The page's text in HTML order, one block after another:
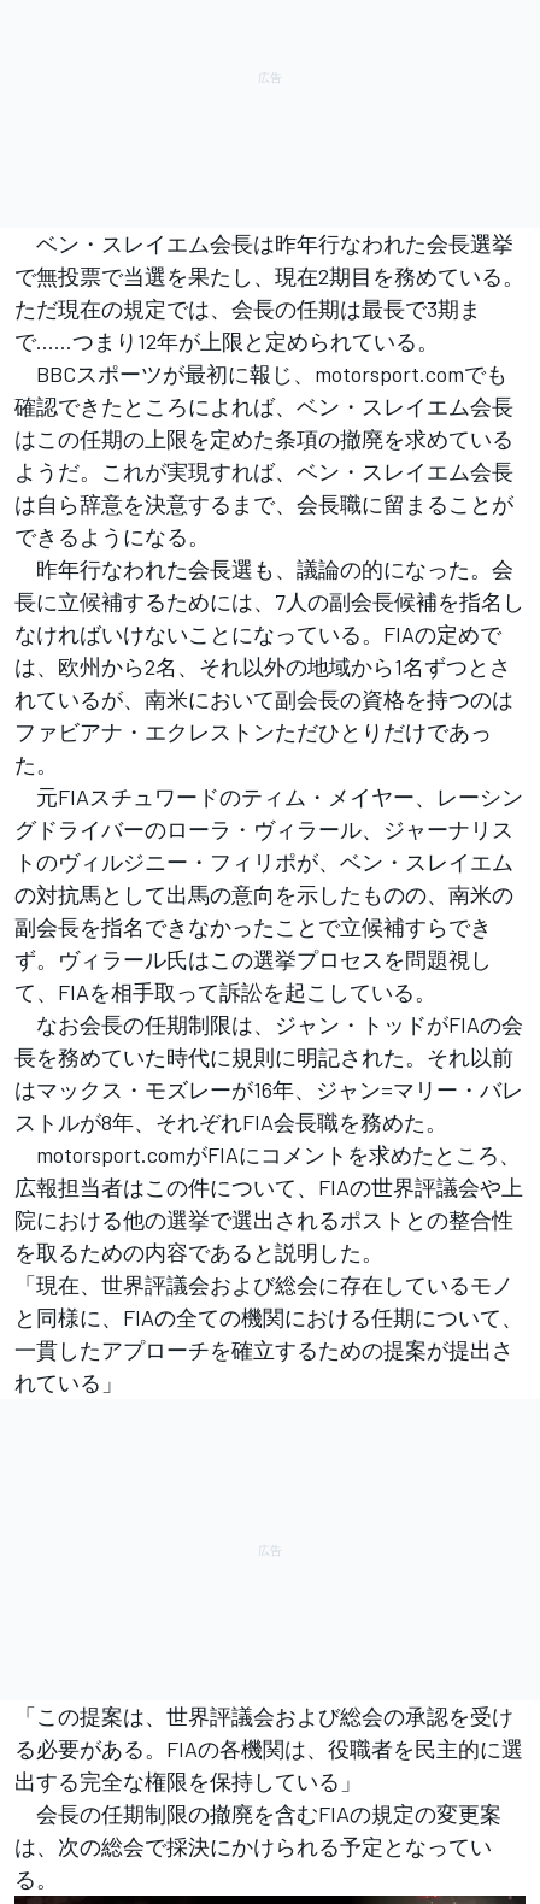
ベン・スレイエム会長は昨年行なわれた会長選挙
で無投票で当選を果たし、現在2期目を務めている。
ただ現在の規定では、会長の任期は最長で3期ま
で……つまり12年が上限と定められている。
BBCスポーツが最初に報じ、motorsport.comでも
確認できたところによれば、ベン・スレイエム会長
はこの任期の上限を定めた条項の撤廃を求めている
ようだ。これが実現すれば、ベン・スレイエム会長
は自ら辞意を決意するまで、会長職に留まることが
できるようになる。
昨年行なわれた会長選も、議論の的になった。会
長に立候補するためには、7人の副会長候補を指名し
なければいけないことになっている。FIAの定めで
は、欧州から2名、それ以外の地域から1名ずつとさ
れているが、南米において副会長の資格を持つのは
ファビアナ・エクレストンただひとりだけであっ
た。
元FIAスチュワードのティム・メイヤー、レーシン
グドライバーのローラ・ヴィラール、ジャーナリス
トのヴィルジニー・フィリポが、ベン・スレイエム
の対抗馬として出馬の意向を示したものの、南米の
副会長を指名できなかったことで立候補すらでき
ず。ヴィラール氏はこの選挙プロセスを問題視し
て、FIAを相手取って訴訟を起こしている。
なお会長の任期制限は、ジャン・トッドがFIAの会
長を務めていた時代に規則に明記された。それ以前
はマックス・モズレーが16年、ジャン=マリー・バレ
ストルが8年、それぞれFIA会長職を務めた。
motorsport.comがFIAにコメントを求めたところ、
広報担当者はこの件について、FIAの世界評議会や上
院における他の選挙で選出されるポストとの整合性
を取るための内容であると説明した。
「現在、世界評議会および総会に存在しているモノ
と同様に、FIAの全ての機関における任期について、
一貫したアプローチを確立するための提案が提出さ
れている」
「この提案は、世界評議会および総会の承認を受け
る必要がある。FIAの各機関は、役職者を民主的に選
出する完全な権限を保持している」
会長の任期制限の撤廃を含むFIAの規定の変更案
は、次の総会で採決にかけられる予定となってい
る。